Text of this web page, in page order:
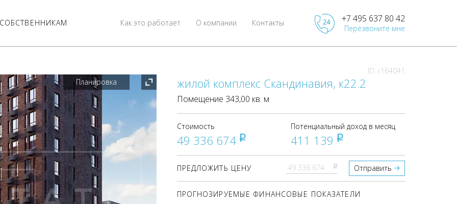
Контакты
О компании
Как это работает +7 495 637 80 42
Перезвоните мне
ID: r164041
Планировка
жилой комплекс Скандинавия, к22.2
Помещение 343,00 кв. м
Стоимость
49 336 674 pуб
Потенциальный доход в месяц
411 139 pуб
ПРЕДЛОЖИТЬ ЦЕНУ pуб Отправить
ПРОГНОЗИРУЕМЫЕ ФИНАНСОВЫЕ ПОКАЗАТЕЛИ